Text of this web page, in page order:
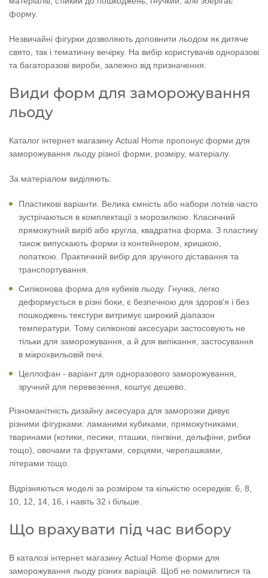
форму.
Незвичайні фігурки дозволяють доповнити льодом як дитяче
свято, так і тематичну вечірку. На вибір користувачів одноразові
та багаторазові вироби, залежно від призначення.
Види форм для заморожування
льоду
Каталог інтернет магазину Actual Home пропонує форми для
заморожування льоду різної форми, розміру, матеріалу.
За матеріалом виділяють:
Пластикові варіанти. Велика ємність або набори лотків часто
зустрічаються в комплектації з морозилкою. Класичний
прямокутний виріб або кругла, квадратна форма. З пластику
також випускають форми із контейнером, кришкою,
лопаткою. Практичний вибір для зручного діставання та
транспортування.
Силіконова форма для кубиків льоду. Гнучка, легко
деформується в різні боки, є безпечною для здоров'я і без
пошкоджень текстури витримує широкий діапазон
температури. Тому силіконові аксесуари застосовують не
тільки для заморожування, а й для випікання, застосування
в мікрохвильовій печі.
Целлофан - варіант для одноразового заморожування,
зручний для перевезення, коштує дешево.
Різноманітність дизайну аксесуара для заморозки дивує
різними фігурками: ламаними кубиками, прямокутниками,
тваринами (котики, песики, пташки, пінгвіни, дельфіни, рибки
тощо), овочами та фруктами, серцями, черепашками,
літерами тощо.
Відрізняються моделі за розміром та кількістю осередків: 6, 8,
10, 12, 14, 16, і навіть 32 і більше.
Що врахувати під час вибору
В каталозі інтернет магазину Actual Home форми для
заморожування льоду різних варіацій. Щоб не помилитися та